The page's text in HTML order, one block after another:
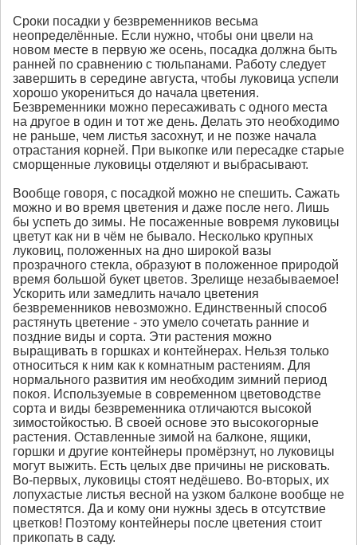
Сроки посадки у безвременников весьма
неопределённые. Если нужно, чтобы они цвели на
новом месте в первую же осень, посадка должна быть
ранней по сравнению с тюльпанами. Работу следует
завершить в середине августа, чтобы луковица успели
хорошо укорениться до начала цветения.
Безвременники можно пересаживать с одного места
на другое в один и тот же день. Делать это необходимо
не раньше, чем листья засохнут, и не позже начала
отрастания корней. При выкопке или пересадке старые
сморщенные луковицы отделяют и выбрасывают.
Вообще говоря, с посадкой можно не спешить. Сажать
можно и во время цветения и даже после него. Лишь
бы успеть до зимы. Не посаженные вовремя луковицы
цветут как ни в чём не бывало. Несколько крупных
луковиц, положенных на дно широкой вазы
прозрачного стекла, образуют в положенное природой
время большой букет цветов. Зрелище незабываемое!
Ускорить или замедлить начало цветения
безвременников невозможно. Единственный способ
растянуть цветение - это умело сочетать ранние и
поздние виды и сорта. Эти растения можно
выращивать в горшках и контейнерах. Нельзя только
относиться к ним как к комнатным растениям. Для
нормального развития им необходим зимний период
покоя. Используемые в современном цветоводстве
сорта и виды безвременника отличаются высокой
зимостойкостью. В своей основе это высокогорные
растения. Оставленные зимой на балконе, ящики,
горшки и другие контейнеры промёрзнут, но луковицы
могут выжить. Есть целых две причины не рисковать.
Во-первых, луковицы стоят недёшево. Во-вторых, их
лопухастые листья весной на узком балконе вообще не
поместятся. Да и кому они нужны здесь в отсутствие
цветков! Поэтому контейнеры после цветения стоит
прикопать в саду.